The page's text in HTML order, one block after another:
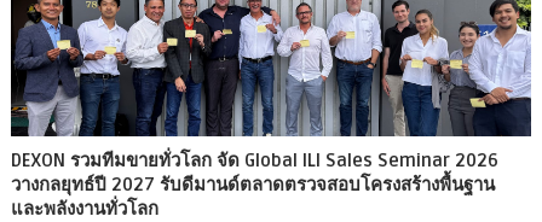
DEXON รวมทีมขายทั่วโลก จัด Global ILI Sales Seminar 2026
วางกลยุทธ์ปี 2027 รับดีมานด์ตลาดตรวจสอบโครงสร้างพื้นฐาน
และพลังงานทั่วโลก